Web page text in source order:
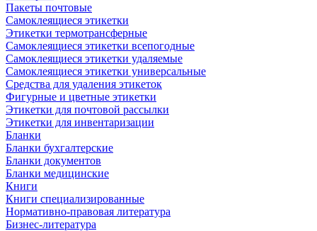
Пакеты почтовые
Самоклеящиеся этикетки
Этикетки термотрансферные
Самоклеящиеся этикетки всепогодные
Самоклеящиеся этикетки удаляемые
Самоклеящиеся этикетки универсальные
Средства для удаления этикеток
Фигурные и цветные этикетки
Этикетки для почтовой рассылки
Этикетки для инвентаризации
Бланки
Бланки бухгалтерские
Бланки документов
Бланки медицинские
Книги
Книги специализированные
Нормативно-правовая литература
Бизнес-литература